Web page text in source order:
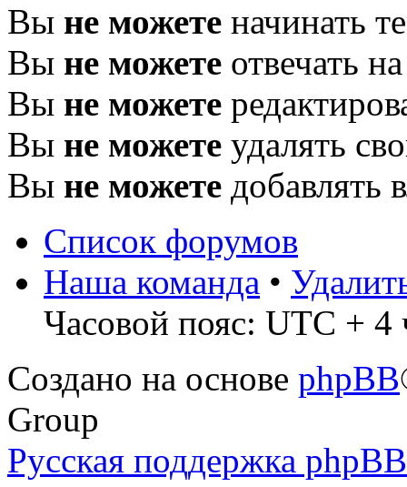
Вы не можете начинать
Вы не можете отвечать
Вы не можете
Вы не можете удалять
Вы не можете добавлять
Список форумов
Наша команда •
Часовой пояс: UTC + 4
Создано на основе phpBB
Group
Русская поддержка phpBB